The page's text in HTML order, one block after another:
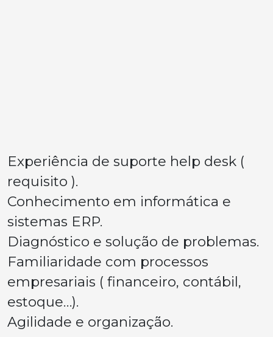
Experiência de suporte help desk (
requisito ).
Conhecimento em informática e
sistemas ERP.
Diagnóstico e solução de problemas.
Familiaridade com processos
empresariais ( financeiro, contábil,
estoque…).
Agilidade e organização.